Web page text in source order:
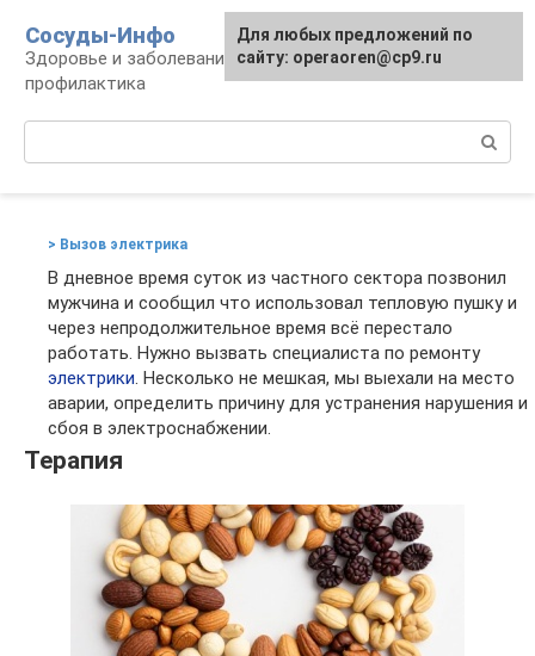
контенту
Сосуды-Инфо
Здоровье и заболевания сосудов и сердца,
профилактика
> Вызов электрика
В дневное время суток из частного сектора позвонил
мужчина и сообщил что использовал тепловую пушку и
через непродолжительное время всё перестало
работать. Нужно вызвать специалиста по ремонту
электрики. Несколько не мешкая, мы выехали на место
аварии, определить причину для устранения нарушения и
сбоя в электроснабжении.
Терапия
Для любых предложений по
сайту: operaoren@cp9.ru